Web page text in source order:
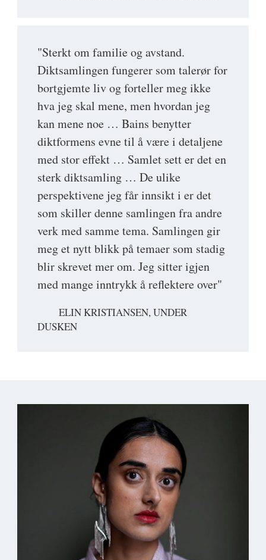
"Sterkt om familie og avstand.
Diktsamlingen fungerer som talerør for
bortgjemte liv og forteller meg ikke
hva jeg skal mene, men hvordan jeg
kan mene noe … Bains benytter
diktformens evne til å være i detaljene
med stor effekt … Samlet sett er det en
sterk diktsamling … De ulike
perspektivene jeg får innsikt i er det
som skiller denne samlingen fra andre
verk med samme tema. Samlingen gir
meg et nytt blikk på temaer som stadig
blir skrevet mer om. Jeg sitter igjen
med mange inntrykk å reflektere over"
ELIN KRISTIANSEN, UNDER
DUSKEN